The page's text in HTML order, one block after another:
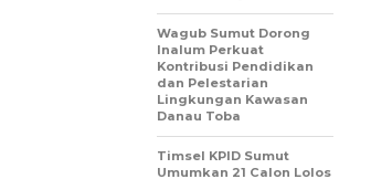
Wagub Sumut Dorong
Inalum Perkuat
Kontribusi Pendidikan
dan Pelestarian
Lingkungan Kawasan
Danau Toba
Timsel KPID Sumut
Umumkan 21 Calon Lolos